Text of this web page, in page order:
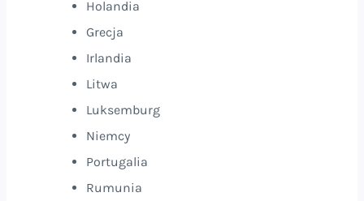
Holandia
Grecja
Irlandia
Litwa
Luksemburg
Niemcy
Portugalia
Rumunia